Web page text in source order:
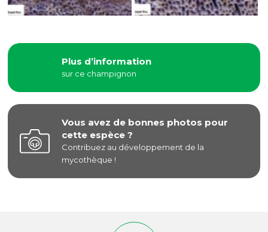
Plus d’information
sur ce champignon
Vous avez de bonnes photos pour
cette espèce ?
Contribuez au développement de la
mycothèque !